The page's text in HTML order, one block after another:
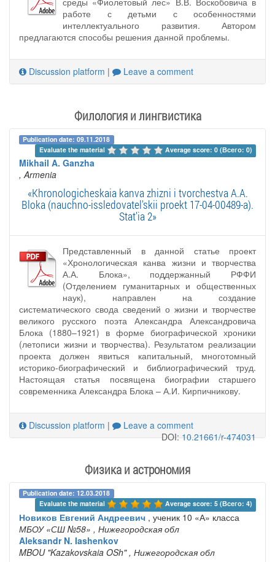
работе с детьми с особенностями
интеллектуального развития. Автором
предлагаются способы решения данной проблемы.
Discussion platform | Leave a comment
Филология и лингвистика
Publication date: 09.11.2018
Evaluate the material
Average score: 0 (Всего: 0)
Mikhail A. Ganzha
, Armenia
«Khronologicheskaia kanva zhizni i tvorchestva A.A.
Bloka (nauchno-issledovatel'skii proekt 17-04-00489-a).
Stat'ia 2»
Представленный в данной статье проект
«Хронологическая канва жизни и творчества
А.А. Блока», поддержанный РФФИ
(Отделением гуманитарных и общественных
наук), направлен на создание
систематического свода сведений о жизни и творчестве
великого русского поэта Александра Александровича
Блока (1880–1921) в форме биографической хроники
(летописи жизни и творчества). Результатом реализации
проекта должен явиться капитальный, многотомный
историко-биографический и библиографический труд.
Настоящая статья посвящена биографии старшего
современника Александра Блока – А.И. Кирпичникову.
Discussion platform |
Leave a comment
DOI:10.21661/r-474031
Физика и астрономия
Publication date: 12.03.2018
Evaluate the material
Average score: 5 (Всего: 4)
Новиков Евгений Андреевич , ученик 10 «А» класса
МБОУ «СШ №58» , Нижегородская обл
Aleksandr N. Iashenkov
MBOU "Kazakovskaia OSh" , Нижегородская обл